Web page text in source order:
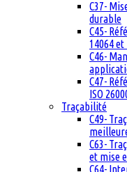
C37-
durable
C45-
14064 et
C46-
C47-
ISO
Traçabilité
C49-
C63-
et mise
C64-